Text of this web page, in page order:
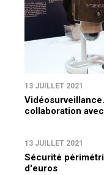
13 JUILLET 2021
collaboration
13 JUILLET 2021
Sécurité
d'euros